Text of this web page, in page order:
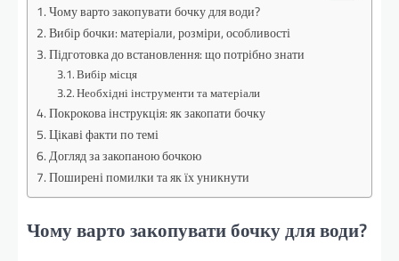
Чому варто закопувати бочку для води?
Вибір бочки: матеріали, розміри, особливості
Підготовка до встановлення: що потрібно знати
Вибір місця
Необхідні інструменти та матеріали
Покрокова інструкція: як закопати бочку
Цікаві факти по темі
Догляд за закопаною бочкою
Поширені помилки та як їх уникнути
Чому варто закопувати бочку для води?